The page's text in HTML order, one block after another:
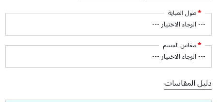
طول العباية
مقاس الجسم
دليل المقاسات